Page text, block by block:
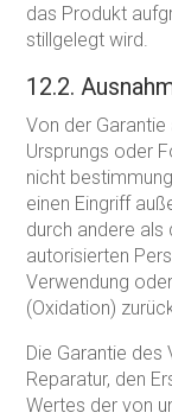
das Produkt
stillgelegt wird.
12.2.
Von der
Ursprungs oder
nicht
einen Eingriff
durch andere als
autorisierten
Verwendung
(Oxidation)
Die Garantie des
Reparatur, den
Wertes der von